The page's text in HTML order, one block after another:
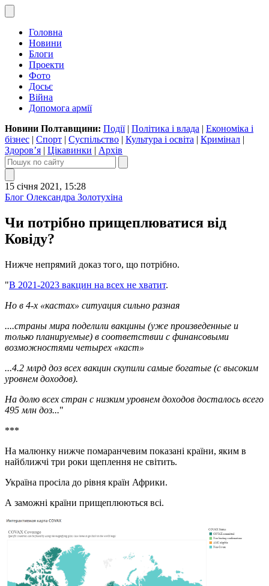
Головна
Новини
Блоги
Проекти
Фото
Досьє
Війна
Допомога армії
Новини Полтавщини: Події| Політика і влада | Економіка і
бізнес | Спорт | Суспільство | Культура і освіта | Кримінал |
Здоров’я | Цікавинки | Архів
15 січня 2021, 15:28
Блог Олександра Золотухіна
Чи потрібно прищеплюватися від
Ковіду?
Нижче непрямий доказ того, що потрібно.
"В 2021-2023 вакцин на всех не хватит.
Но в 4-х «кастах» ситуация сильно разная
....страны мира поделили вакцины (уже произведенные и
только планируемые) в соответствии с финансовыми
возможностями четырех «каст»
...4.2 млрд доз всех вакцин скупили самые богатые (с высоким
уровнем доходов).
На долю всех стран с низким уровнем доходов досталось всего
495 млн доз..."
***
На малюнку нижче помаранчевим показані країни, яким в
найближчі три роки щеплення не світить.
Україна просіла до рівня країн Африки.
А заможні країни прищеплюються всі.